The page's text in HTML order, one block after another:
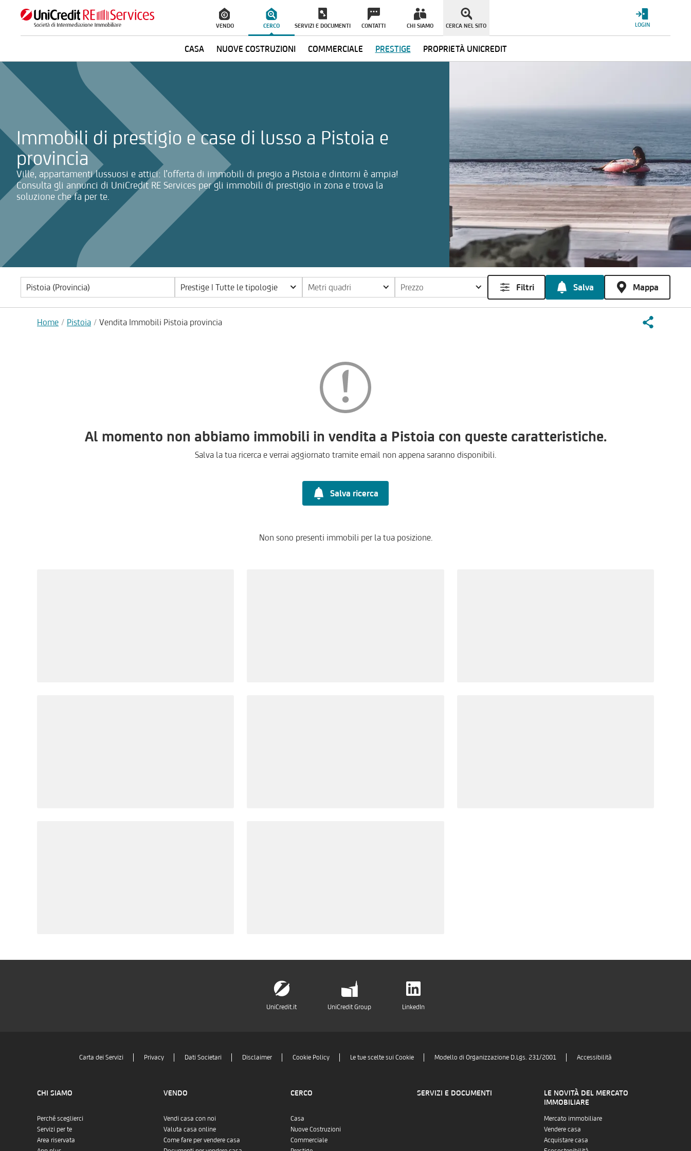
VENDO CERCO
CASA NUOVE COSTRUZIONI COMMERCIALE PRESTIGE PROPRIETÀ UNICREDIT
SERVIZI E DOCUMENTI CONTATTI CHI SIAMO CERCA NEL SITO LOGIN
Immobili di prestigio e case di lusso a Pistoia e
provincia
Ville, appartamenti lussuosi e attici: l’offerta di immobili di pregio a Pistoia e dintorni è ampia!
Consulta gli annunci di UniCredit RE Services per gli immobili di prestigio in zona e trova la
soluzione che fa per te.
La ricerca verrà inviata automaticamente alla selezione delle informazioni
Prestige | Tutte le tipologie Metri quadri Prezzo Filtri Salva Mappa
Home Pistoia Vendita Immobili Pistoia provincia
Al momento non abbiamo immobili in vendita a Pistoia con queste caratteristiche.
Salva la tua ricerca e verrai aggiornato tramite email non appena saranno disponibili.
Salva ricerca
Non sono presenti immobili per la tua posizione.
UniCredit.it UniCredit Group LinkedIn
Carta dei Servizi Privacy Dati Societari Disclaimer Cookie Policy Le tue scelte sui Cookie Modello di Organizzazione D.Lgs. 231/2001 Accessibilità
CHI SIAMO
Perché sceglierci
Servizi per te
Area riservata
VENDO
Vendi casa con noi
Valuta casa online
Come fare per vendere casa
CERCO
Casa
Nuove Costruzioni
Commerciale
SERVIZI E DOCUMENTI
LE NOVITÀ DEL MERCATO
IMMOBILIARE
Mercato immobiliare
Vendere casa
Acquistare casa